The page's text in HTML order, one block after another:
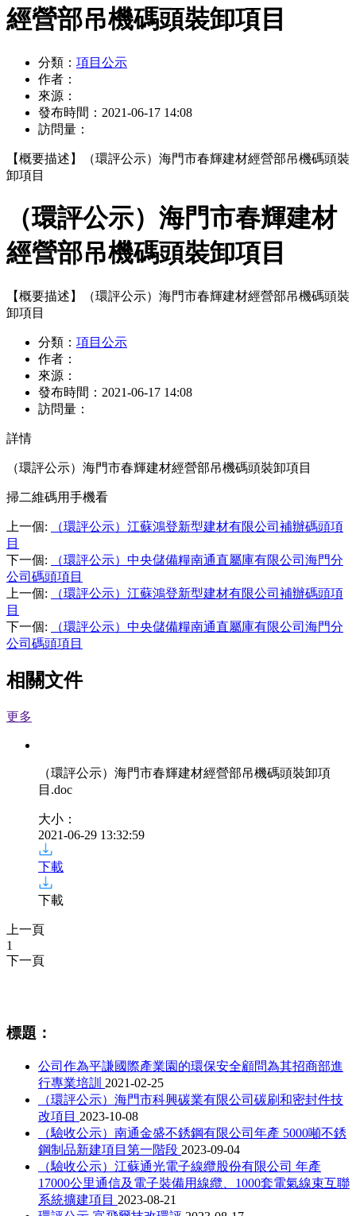
經營部吊機碼頭裝卸項目
分類： 項目公示
作者：
來源：
發布時間： 2021-06-17 14:08
訪問量：
【概要描述】
（環評公示）海門市春輝建材經營部吊機碼頭裝
卸項目
（環評公示）海門市春輝建材
經營部吊機碼頭裝卸項目
【概要描述】
（環評公示）海門市春輝建材經營部吊機碼頭裝
卸項目
分類： 項目公示
作者：
來源：
發布時間： 2021-06-17 14:08
訪問量：
詳情
（環評公示）海門市春輝建材經營部吊機碼頭裝卸項目
掃二維碼用手機看
上一個:
（環評公示）江蘇鴻登新型建材有限公司補辦碼頭項
目
下一個:
（環評公示）中央儲備糧南通直屬庫有限公司海門分
公司碼頭項目
上一個:
（環評公示）江蘇鴻登新型建材有限公司補辦碼頭項
目
下一個:
（環評公示）中央儲備糧南通直屬庫有限公司海門分
公司碼頭項目
相關文件
更多
（環評公示）海門市春輝建材經營部吊機碼頭裝卸項
目 .doc
大小：
2021-06-29 13:32:59
下載
下載
上一頁
1
下一頁
標題：
公司作為平謙國際產業園的環保安全顧問為其招商部進
行專業培訓 2021-02-25
（環評公示）海門市科興碳業有限公司碳刷和密封件技
改項目 2023-10-08
（驗收公示）南通金盛不銹鋼有限公司年產 5000噸不銹
鋼制品新建項目第一階段 2023-09-04
（驗收公示）江蘇通光電子線纜股份有限公司 年產
17000公里通信及電子裝備用線纜、1000套電氣線束互聯
系統擴建項目 2023-08-21